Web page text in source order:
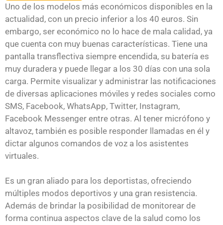
Uno de los modelos más económicos disponibles en la
actualidad, con un precio inferior a los 40 euros. Sin
embargo, ser económico no lo hace de mala calidad, ya
que cuenta con muy buenas características. Tiene una
pantalla transflectiva siempre encendida, su batería es
muy duradera y puede llegar a los 30 días con una sola
carga. Permite visualizar y administrar las notificaciones
de diversas aplicaciones móviles y redes sociales como
SMS, Facebook, WhatsApp, Twitter, Instagram,
Facebook Messenger entre otras. Al tener micrófono y
altavoz, también es posible responder llamadas en él y
dictar algunos comandos de voz a los asistentes
virtuales.
Es un gran aliado para los deportistas, ofreciendo
múltiples modos deportivos y una gran resistencia.
Además de brindar la posibilidad de monitorear de
forma continua aspectos clave de la salud como los